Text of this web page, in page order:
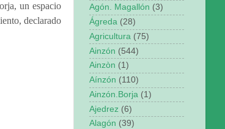
un espacio
declarado
Agón. Magallón (3)
Ágreda (28)
Agricultura (75)
Ainzón (544)
Ainzòn (1)
Aínzón (110)
Ainzón.Borja (1)
Ajedrez (6)
Alagón (39)